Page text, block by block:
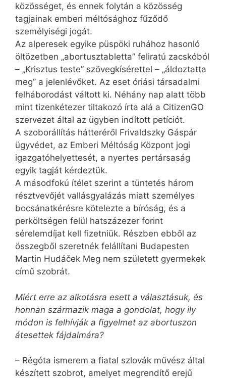
közösséget, és ennek folytán a közösség
tagjainak emberi méltósághoz fűződő
személyiségi jogát.
Az alperesek egyike püspöki ruhához hasonló
öltözetben „abortusztabletta” feliratú zacskóból
– „Krisztus teste” szövegkísérettel – „áldoztatta
meg” a jelenlévőket. Az eset óriási társadalmi
felháborodást váltott ki. Néhány nap alatt több
mint tizenkétezer tiltakozó írta alá a Citi­zenGO
szervezet által az ügyben indított petíciót.
A szoborállítás hátteréről Fri­vald­szky Gáspár
ügyvédet, az Emberi Mél­tóság Központ jogi
igazgatóhelyettesét, a nyertes pertársaság
egyik tagját kérdeztük.
A másodfokú ítélet szerint a tüntetés három
résztvevőjét vallásgyalázás miatt személyes
bocsánatkérésre kötelezte a bíróság, és a
perköltségen felül hatszázezer forint
sérelemdíjat kell fizetniük. Részben ebből az
összegből szeretnék felállítani Budapesten
Martin Hudáček Meg nem született gyermekek
című szobrát.
Miért erre az alkotásra esett a választásuk, és
honnan származik maga a gondolat, hogy ily
módon is felhívják a figyelmet az abortuszon
átesettek fájdalmára?
– Régóta ismerem a fiatal szlovák művész által
készített szobrot, amelyet megrendítő erejű